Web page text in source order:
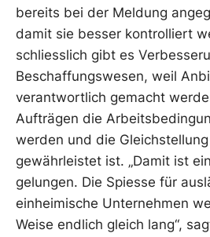
bereits bei der Meldung
damit sie besser kontrolliert
schliesslich gibt es
Beschaffungswesen, weil
verantwortlich gemacht
Aufträgen die
werden und die
gewährleistet ist. „Damit ist
gelungen. Die Spiesse für
einheimische Unternehmen
Weise endlich gleich lang“,